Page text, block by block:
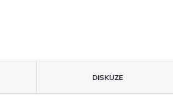
DISKUZE